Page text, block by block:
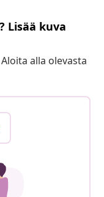
Lisää kuva
alla olevasta